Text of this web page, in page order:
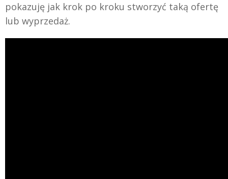
pokazuję jak krok po kroku stworzyć taką ofertę
lub wyprzedaż.